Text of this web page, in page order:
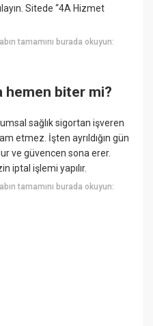
Sitede “4A Hizmet
tamamını burada okuyun:
hemen biter mi?
sağlık sigortan işveren
etmez. İşten ayrıldığın gün
ve güvencen sona erer.
iptal işlemi yapılır.
tamamını burada okuyun: